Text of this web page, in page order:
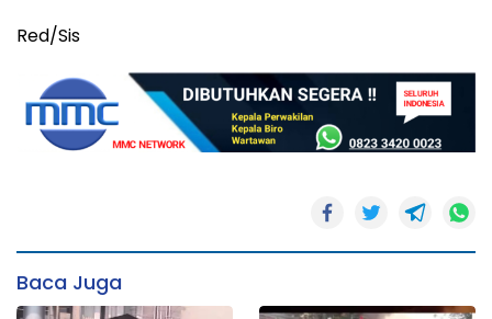
Red/Sis
Baca Juga